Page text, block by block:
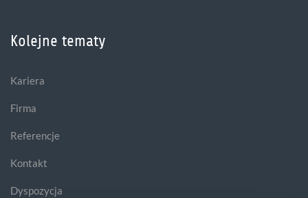
Kolejne tematy
Kariera
Firma
Referencje
Kontakt
Dyspozycja